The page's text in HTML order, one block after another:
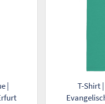
|
T-Shirt